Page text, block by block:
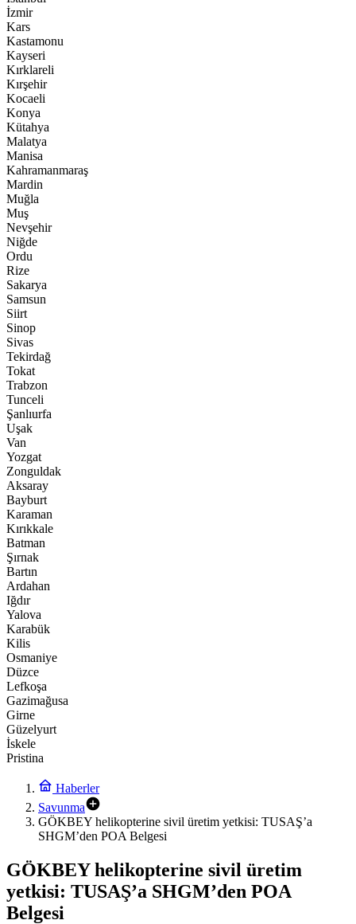
İzmir
Kars
Kastamonu
Kayseri
Kırklareli
Kırşehir
Kocaeli
Konya
Kütahya
Malatya
Manisa
Kahramanmaraş
Mardin
Muğla
Muş
Nevşehir
Niğde
Ordu
Rize
Sakarya
Samsun
Siirt
Sinop
Sivas
Tekirdağ
Tokat
Trabzon
Tunceli
Şanlıurfa
Uşak
Van
Yozgat
Zonguldak
Aksaray
Bayburt
Karaman
Kırıkkale
Batman
Şırnak
Bartın
Ardahan
Iğdır
Yalova
Karabük
Kilis
Osmaniye
Düzce
Lefkoşa
Gazimağusa
Girne
Güzelyurt
İskele
Pristina
Haberler
Savunma
GÖKBEY helikopterine sivil üretim yetkisi: TUSAŞ’a
SHGM’den POA Belgesi
GÖKBEY helikopterine sivil üretim
yetkisi: TUSAŞ’a SHGM’den POA
Belgesi